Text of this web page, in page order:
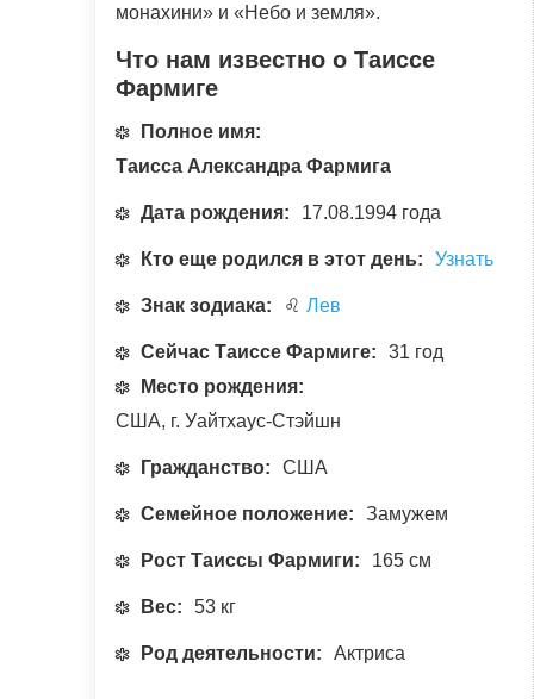
монахини» и «Небо и земля».
Что нам известно о Таиссе
Фармиге
Полное имя:
Таисса Александра Фармига
Дата рождения: 17.08.1994 года
Кто еще родился в этот день: Узнать
Знак зодиака: ♌ Лев
Сейчас Таиссе Фармиге:
31 год
Место рождения:
США, г. Уайтхаус-Стэйшн
Гражданство: США
Семейное положение: Замужем
Рост Таиссы Фармиги: 165 см
Вес: 53 кг
Род деятельности: Актриса